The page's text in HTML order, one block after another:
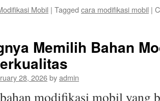
Mobil | Tagged cara modifikasi mobil |
Memilih Bahan
28, 2026byadmin
modifikasi mobil yang